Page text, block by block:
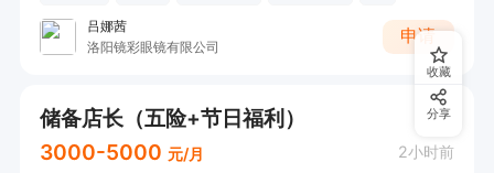
吕娜茜
洛阳镜彩眼镜有限公司
申请
储备店长（五险+节日福利）
3000-5000 元/月 2小时前
收藏
分享